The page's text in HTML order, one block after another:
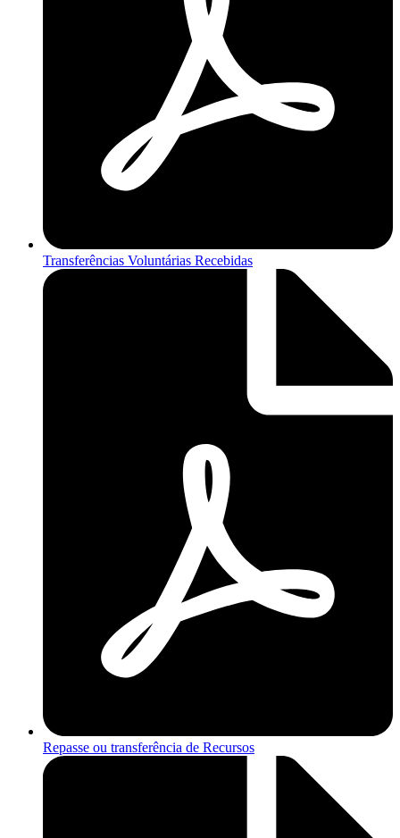
Transferências Voluntárias Recebidas
Repasse ou transferência de Recursos